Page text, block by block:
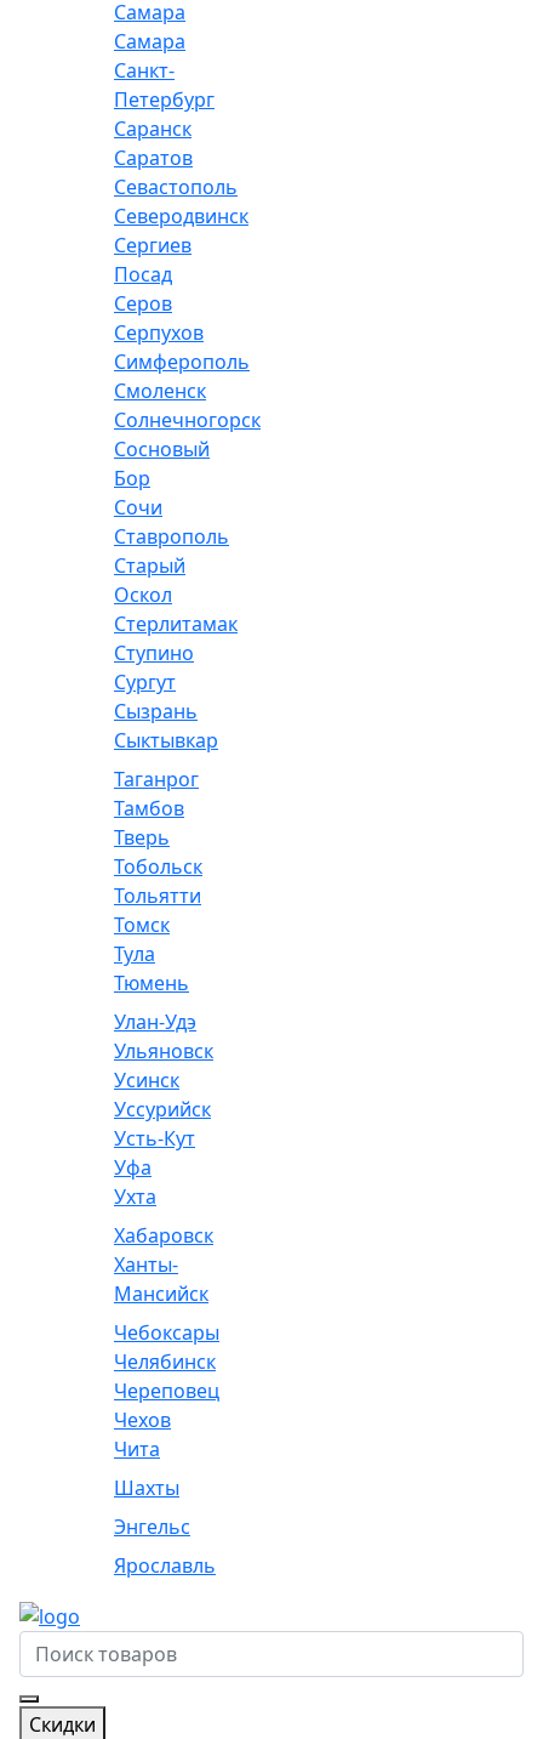
Самара
Самара
Санкт-
Петербург
Саранск
Саратов
Севастополь
Северодвинск
Сергиев
Посад
Серов
Серпухов
Симферополь
Смоленск
Солнечногорск
Сосновый
Бор
Сочи
Ставрополь
Старый
Оскол
Стерлитамак
Ступино
Сургут
Сызрань
Сыктывкар
Таганрог
Тамбов
Тверь
Тобольск
Тольятти
Томск
Тула
Тюмень
Улан-Удэ
Ульяновск
Усинск
Уссурийск
Усть-Кут
Уфа
Ухта
Хабаровск
Ханты-
Мансийск
Чебоксары
Челябинск
Череповец
Чехов
Чита
Шахты
Энгельс
Ярославль
Скидки